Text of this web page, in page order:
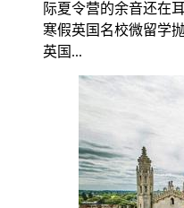
际夏令营的余音还在
寒假英国名校微留学
英国...